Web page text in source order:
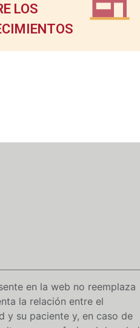
LOS
en la web no reemplaza
la relación entre el
y su paciente y, en caso de